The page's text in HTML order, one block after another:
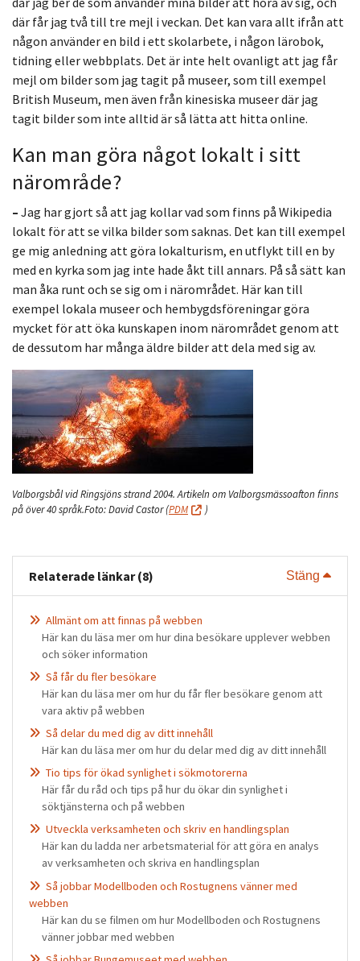
där får jag två till tre mejl i veckan. Det kan vara allt ifrån att
någon använder en bild i ett skolarbete, i någon lärobok,
tidning eller webbplats. Det är inte helt ovanligt att jag får
mejl om bilder som jag tagit på museer, som till exempel
British Museum, men även från kinesiska museer där jag
tagit bilder som inte alltid är så lätta att hitta online.
Kan man göra något lokalt i sitt
närområde?
– Jag har gjort så att jag kollar vad som finns på Wikipedia
lokalt för att se vilka bilder som saknas. Det kan till exempel
ge mig anledning att göra lokalturism, en utflykt till en by
med en kyrka som jag inte hade åkt till annars. På så sätt kan
man åka runt och se sig om i närområdet. Här kan till
exempel lokala museer och hembygdsföreningar göra
mycket för att öka kunskapen inom närområdet genom att
de dessutom har många äldre bilder att dela med sig av.
Valborgsbål vid Ringsjöns strand 2004. Artikeln om Valborgsmässoafton finns
på över 40 språk.Foto: David Castor(PDM )
Relaterade länkar (8) Stäng Visa
Allmänt om att finnas på webben
Här kan du läsa mer om hur dina besökare upplever webben
och söker information
Så får du fler besökare
Här kan du läsa mer om hur du får fler besökare genom att
vara aktiv på webben
Så delar du med dig av ditt innehåll
Här kan du läsa mer om hur du delar med dig av ditt innehåll
Tio tips för ökad synlighet i sökmotorerna
Här får du råd och tips på hur du ökar din synlighet i
söktjänsterna och på webben
Utveckla verksamheten och skriv en handlingsplan
Här kan du ladda ner arbetsmaterial för att göra en analys
av verksamheten och skriva en handlingsplan
Så jobbar Modellboden och Rostugnens vänner med
webben
Här kan du se filmen om hur Modellboden och Rostugnens
vänner jobbar med webben